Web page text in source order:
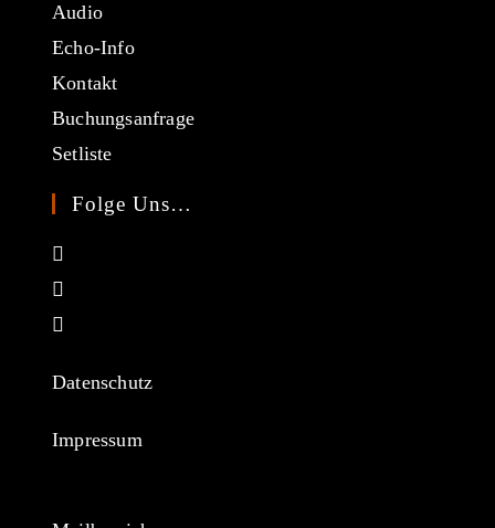
Audio
Echo-Info
Kontakt
Buchungsanfrage
Setliste
Folge Uns…
a
Datenschutz
Impressum